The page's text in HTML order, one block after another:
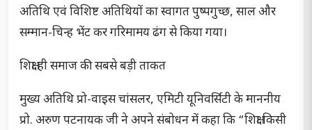
अतिथि एवं विशिष्ट अतिथियों का स्वागत पुष्पगुच्छ, साल और
सम्मान-चिन्ह भेंट कर गरिमामय ढंग से किया गया।
शिक्षा ही समाज की सबसे बड़ी ताकत
मुख्य अतिथि प्रो-वाइस चांसलर, एमिटी यूनिवर्सिटी के माननीय
प्रो. अरुण पटनायक जी ने अपने संबोधन में कहा कि “शिक्षा किसी